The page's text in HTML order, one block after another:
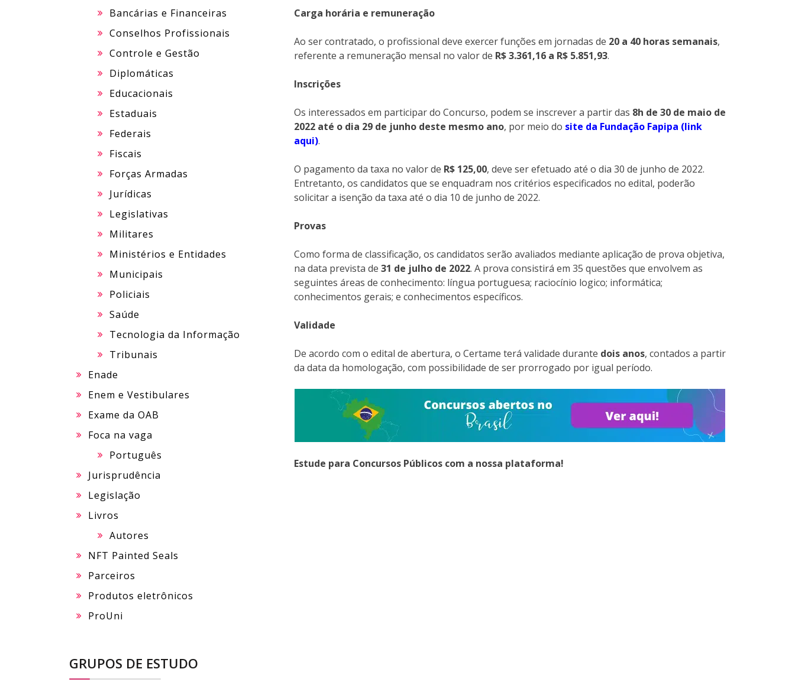
Carga horária e remuneração
Ao ser contratado, o profissional deve exercer funções em jornadas de 20 a 40 horas semanais,
referente a remuneração mensal no valor de R$ 3.361,16 a R$ 5.851,93.
Inscrições
Os interessados em participar do Concurso, podem se inscrever a partir das 8h de 30 de maio de
2022 até o dia 29 de junho deste mesmo ano, por meio do site da Fundação Fapipa (link
aqui).
O pagamento da taxa no valor de R$ 125,00, deve ser efetuado até o dia 30 de junho de 2022.
Entretanto, os candidatos que se enquadram nos critérios especificados no edital, poderão
solicitar a isenção da taxa até o dia 10 de junho de 2022.
Provas
Como forma de classificação, os candidatos serão avaliados mediante aplicação de prova objetiva,
na data prevista de 31 de julho de 2022. A prova consistirá em 35 questões que envolvem as
seguintes áreas de conhecimento: língua portuguesa; raciocínio logico; informática;
conhecimentos gerais; e conhecimentos específicos.
Validade
De acordo com o edital de abertura, o Certame terá validade durante dois anos, contados a partir
da data da homologação, com possibilidade de ser prorrogado por igual período.
Estude para Concursos Públicos com a nossa plataforma!
Bancárias e Financeiras
Conselhos Profissionais
Controle e Gestão
Diplomáticas
Educacionais
Estaduais
Federais
Fiscais
Forças Armadas
Jurídicas
Legislativas
Militares
Ministérios e Entidades
Municipais
Policiais
Saúde
Tecnologia da Informação
Tribunais
Enade
Enem e Vestibulares
Exame da OAB
Foca na vaga
Português
Jurisprudência
Legislação
Livros
Autores
NFT Painted Seals
Parceiros
Produtos eletrônicos
ProUni
GRUPOS DE ESTUDO